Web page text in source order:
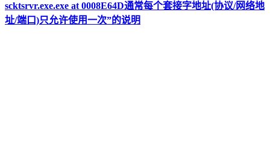
scktsrvr.exe.exe at 0008E64D通常每个套接字地址(协议/网络地
址/端口)只允许使用一次”的说明